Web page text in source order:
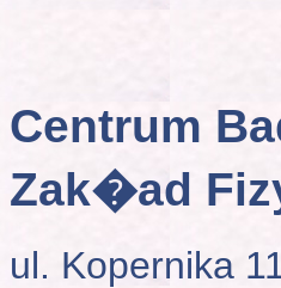
Centrum
Zak�ad
ul. Kopernika